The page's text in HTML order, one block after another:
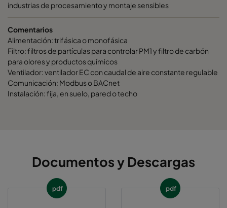
industrias de procesamiento y montaje sensibles
Comentarios
Alimentación: trifásica o monofásica
Filtro: filtros de partículas para controlar PM1 y filtro de carbón
para olores y productos químicos
Ventilador: ventilador EC con caudal de aire constante regulable
Comunicación: Modbus o BACnet
Instalación: fija, en suelo, pared o techo
Documentos y Descargas
pdf pdf